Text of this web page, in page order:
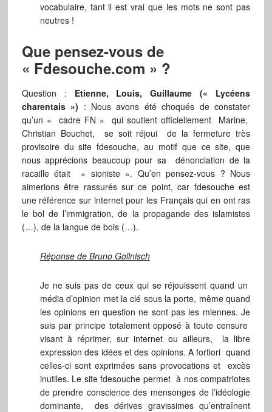
vocabulaire, tant il est vrai que les mots ne sont pas
neutres !
Que pensez-vous de
« Fdesouche.com » ?
Question : Etienne, Louis, Guillaume (« Lycéens
charentais ») : Nous avons été choqués de constater
qu’un « cadre FN » qui soutient officiellement Marine,
Christian Bouchet, se soit réjoui de la fermeture très
provisoire du site fdesouche, au motif que ce site, que
nous apprécions beaucoup pour sa dénonciation de la
racaille était « sioniste ». Qu’en pensez-vous ? Nous
aimerions être rassurés sur ce point, car fdesouche est
une référence sur internet pour les Français qui en ont ras
le bol de l’immigration, de la propagande des islamistes
(…), de la langue de bois (…).
Réponse de Bruno Gollnisch
Je ne suis pas de ceux qui se réjouissent quand un
média d’opinion met la clé sous la porte, même quand
les opinions en question ne sont pas les miennes. Je
suis par principe totalement opposé à toute censure
visant à réprimer, sur internet ou ailleurs, la libre
expression des idées et des opinions. A fortiori quand
celles-ci sont exprimées sans provocations et excès
inutiles. Le site fdesouche permet à nos compatriotes
de prendre conscience des mensonges de l’idéologie
dominante, des dérives gravissimes qu’entraînent